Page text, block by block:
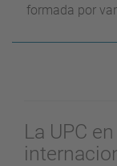
formada por
La UPC